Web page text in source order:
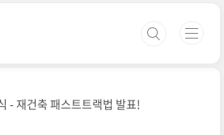
- 재건축 패스트트랙법 발표!